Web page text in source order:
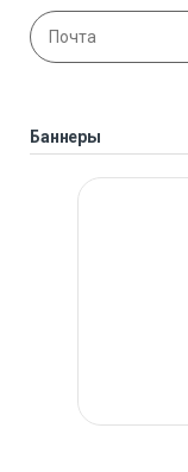
Баннеры